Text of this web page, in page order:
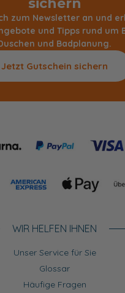
sichern
zum Newsletter an und
und Tipps rund um
und Badplanung.
Jetzt Gutschein sichern
WIR HELFEN IHNEN
Unser Service für Sie
Glossar
Häufige Fragen